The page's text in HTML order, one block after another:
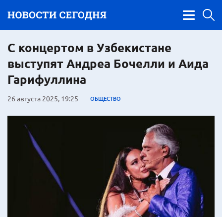
С концертом в Узбекистане
выступят Андреа Бочелли и Аида
Гарифуллина
26 августа 2025, 19:25 ОБЩЕСТВО